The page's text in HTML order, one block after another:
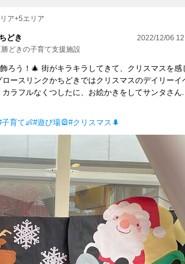
ア+5エリア
どき
どきの子育て支援施設
2022/12/06
ろう！🎄 街がキラキラしてきて、クリスマスを感
ースリンクかちどきではクリスマスのデイリーイ
ラフルなくつしたに、お絵かきをしてサンタさん...
子育て👶#遊び場🎡#クリスマス🌲